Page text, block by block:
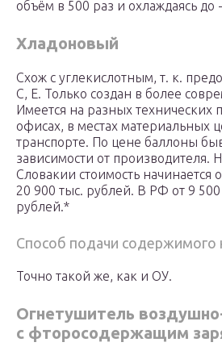
объём в 500 раз и охлаждаясь до
Хладоновый
Схож с углекислотным, т. к.
С, Е. Только создан в более
Имеется на разных технических
офисах, в местах материальных
транспорте. По цене баллоны
зависимости от производителя.
Словакии стоимость начинается
20 900 тыс. рублей. В РФ от 9 500
рублей.*
Способ подачи содержимого
Точно такой же, как и ОУ.
Огнетушитель
с фторосодержащим